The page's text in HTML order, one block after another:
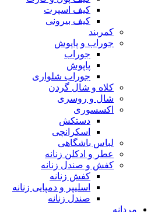
کیف اسپرت
کیف بیرونی
کمربند
جوراب و پاپوش
جوراب
پاپوش
جوراب شلواری
کلاه و شال گردن
شال و روسری
اکسسوری
دستکش
اسکرانچی
لباس باشگاهی
عطر و ادکلن زنانه
کفش و صندل زنانه
کفش زنانه
اسلیپر و دمپایی زنانه
صندل زنانه
مردانه